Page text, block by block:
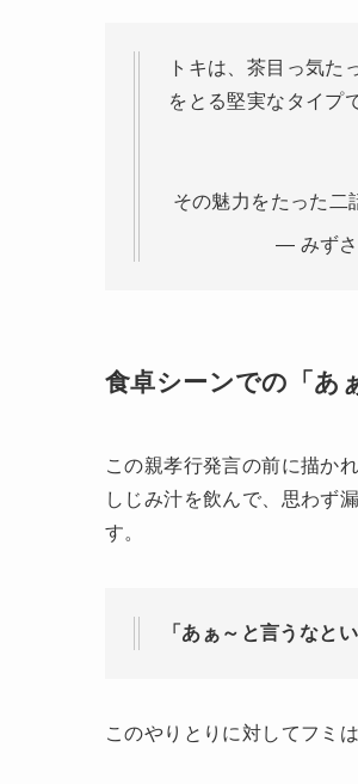
トキは、茶目っ気た
をとる堅実なタイプ
その魅力をたった
— みず
食卓シーンでの「あ
この親孝行発言の前に描か
しじみ汁を飲んで、思わず
す。
「あぁ～と言うなと
このやりとりに対してフミは